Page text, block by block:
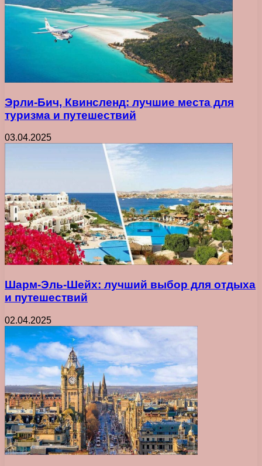
Эрли-Бич, Квинсленд: лучшие места для
туризма и путешествий
03.04.2025
Шарм-Эль-Шейх: лучший выбор для отдыха
и путешествий
02.04.2025